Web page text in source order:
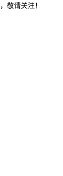
敬请关注！